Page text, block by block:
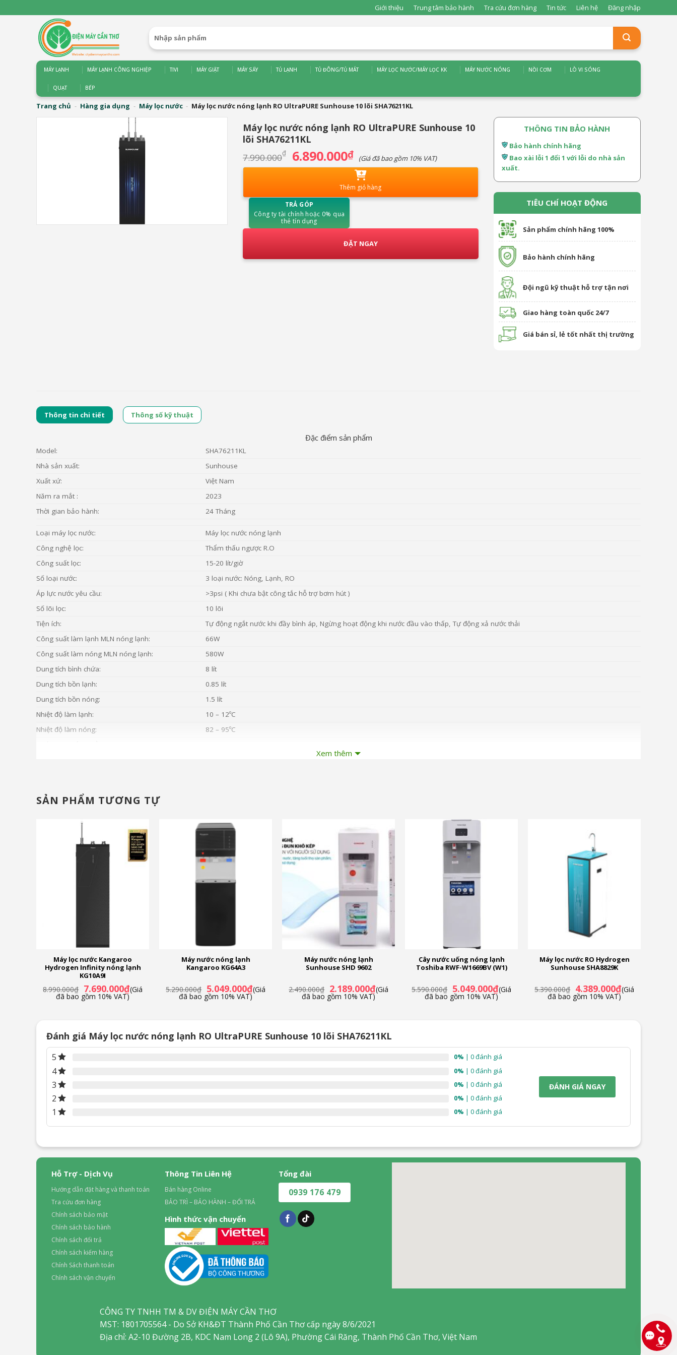
qua
Giới thiệu Trung tâm bảo hành Tra cứu đơn hàng Tin tức Liên hệ Đăng nhập
Tìm
kiếm:
MÁY LẠNH MÁY LẠNH CÔNG NGHIỆP TIVI MÁY GIẶT MÁY SẤY TỦ LẠNH TỦ ĐÔNG/TỦ MÁT MÁY LỌC NƯỚC/MÁY LỌC KK MÁY NƯỚC NÓNG NỒI CƠM LÒ VI SÓNG
QUẠT BẾP
Trang chủ - Hàng gia dụng - Máy lọc nước - Máy lọc nước nóng lạnh RO UltraPURE Sunhouse 10 lõi SHA76211KL
Máy lọc nước nóng lạnh RO UltraPURE Sunhouse 10
lõi SHA76211KL
7.990.000₫ Giá
gốc
là:
6.890.000₫Giá
hiện
tại
là:
6.890.000₫.
(Giá đã bao gồm 10% VAT)
Thêm giỏ hàng
TRẢ GÓP
Công ty tài chính hoặc 0% qua
thẻ tín dụng
ĐẶT NGAY
THÔNG TIN BẢO HÀNH
Bảo hành chính hãng
Bao xài lỗi 1 đổi 1 với lỗi do nhà sản
xuất.
TIÊU CHÍ HOẠT ĐỘNG
Sản phẩm chính hãng 100%
Bảo hành chính hãng
Đội ngũ kỹ thuật hỗ trợ tận nơi
Giao hàng toàn quốc 24/7
Giá bán sỉ, lẻ tốt nhất thị trường
Thông tin chi tiết Thông số kỹ thuật
Đặc điểm sản phẩm
Model:
SHA76211KL
Nhà sản xuất:
Sunhouse
Xuất xứ:
Việt Nam
Năm ra mắt :
2023
Thời gian bảo hành:
24 Tháng
Loại máy lọc nước:
Máy lọc nước nóng lạnh
Công nghệ lọc:
Thẩm thấu ngược R.O
Công suất lọc:
15-20 lít/giờ
Số loại nước:
3 loại nước: Nóng, Lạnh, RO
Áp lực nước yêu cầu:
>3psi ( Khi chưa bật công tắc hỗ trợ bơm hút )
Số lõi lọc:
10 lõi
Tiện ích:
Tự động ngắt nước khi đầy bình áp, Ngừng hoạt động khi nước đầu vào thấp, Tự động xả nước thải
Công suất làm lạnh MLN nóng lạnh:
66W
Công suất làm nóng MLN nóng lạnh:
580W
Dung tích bình chứa:
8 lít
Dung tích bồn lạnh:
0.85 lít
Dung tích bồn nóng:
1.5 lít
Nhiệt độ làm lạnh:
10 – 12ºC
Nhiệt độ làm nóng:
82 – 95ºC
Khối lượng sản phẩm (kg):
Xem thêm
SẢN PHẨM TƯƠNG TỰ
Máy lọc nước Kangaroo
Hydrogen Infinity nóng lạnh
KG10A9I
8.990.000₫ Giá
gốc
là:
7.690.000₫Giá
hiện
(Giá
đã bao gồm 10% VAT)
Máy nước nóng lạnh
Kangaroo KG64A3
5.290.000₫ Giá
gốc
là:
5.049.000₫Giá
hiện
(Giá
đã bao gồm 10% VAT)
Máy nước nóng lạnh
Sunhouse SHD 9602
2.490.000₫ Giá
gốc
là:
2.189.000₫Giá
hiện
(Giá
đã bao gồm 10% VAT)
và nhiều ưu đãi khác
Cây nước uống nóng lạnh
Toshiba RWF-W1669BV (W1)
5.590.000₫ Giá
gốc
là:
5.049.000₫Giá
hiện
(Giá
đã bao gồm 10% VAT)
và nhiều ưu đãi khác
Máy lọc nước RO Hydrogen
Sunhouse SHA8829K
5.390.000₫ Giá
gốc
là:
4.389.000₫Giá
hiện
(Giá
đã bao gồm 10% VAT)
Đánh giá Máy lọc nước nóng lạnh RO UltraPURE Sunhouse 10 lõi SHA76211KL
5 0% | 0 đánh giá
4 0% | 0 đánh giá
3 0% | 0 đánh giá
2 0% | 0 đánh giá
1 0% | 0 đánh giá
ĐÁNH GIÁ NGAY
Hỗ Trợ - Dịch Vụ
Hướng dẫn đặt hàng và thanh toán
Tra cứu đơn hàng
Chính sách bảo mật
Chính sách bảo hành
Chính sách đổi trả
Chính sách kiểm hàng
Chính Sách thanh toán
Chính sách vận chuyển
Thông Tin Liên Hệ
Bán hàng Online
BẢO TRÌ – BẢO HÀNH – ĐỔI TRẢ
Hình thức vận chuyển
Tổng đài
0939 176 479
CÔNG TY TNHH TM & DV ĐIỆN MÁY CẦN THƠ
MST: 1801705564 - Do Sở KH&ĐT Thành Phố Cần Thơ cấp ngày 8/6/2021
Địa chỉ: A2-10 Đường 2B, KDC Nam Long 2 (Lô 9A), Phường Cái Răng, Thành Phố Cần Thơ, Việt Nam